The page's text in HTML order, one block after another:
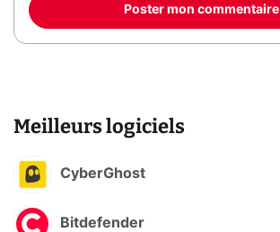
Poster mon commentaire
Meilleurs logiciels
CyberGhost
Bitdefender